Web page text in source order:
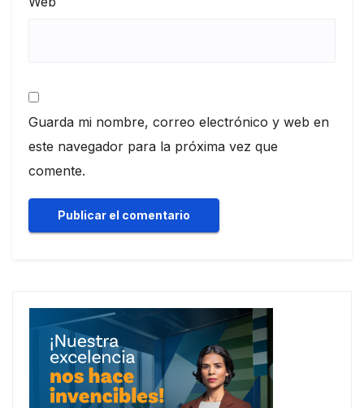
Guarda mi nombre, correo electrónico y web en
este navegador para la próxima vez que
comente.